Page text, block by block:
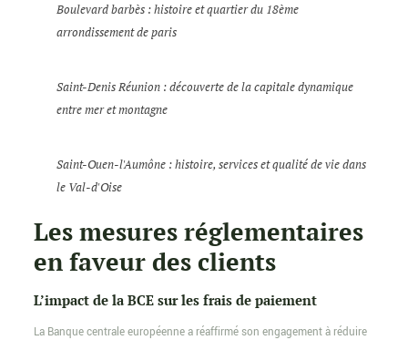
Boulevard barbès : histoire et quartier du 18ème
arrondissement de paris
Saint-Denis Réunion : découverte de la capitale dynamique
entre mer et montagne
Saint-Ouen-l'Aumône : histoire, services et qualité de vie dans
le Val-d'Oise
Les mesures réglementaires
en faveur des clients
L’impact de la BCE sur les frais de paiement
La Banque centrale européenne a réaffirmé son engagement à réduire